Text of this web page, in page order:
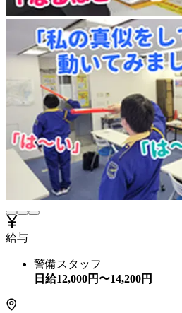
給与
警備スタッフ
日給12,000円〜14,200円